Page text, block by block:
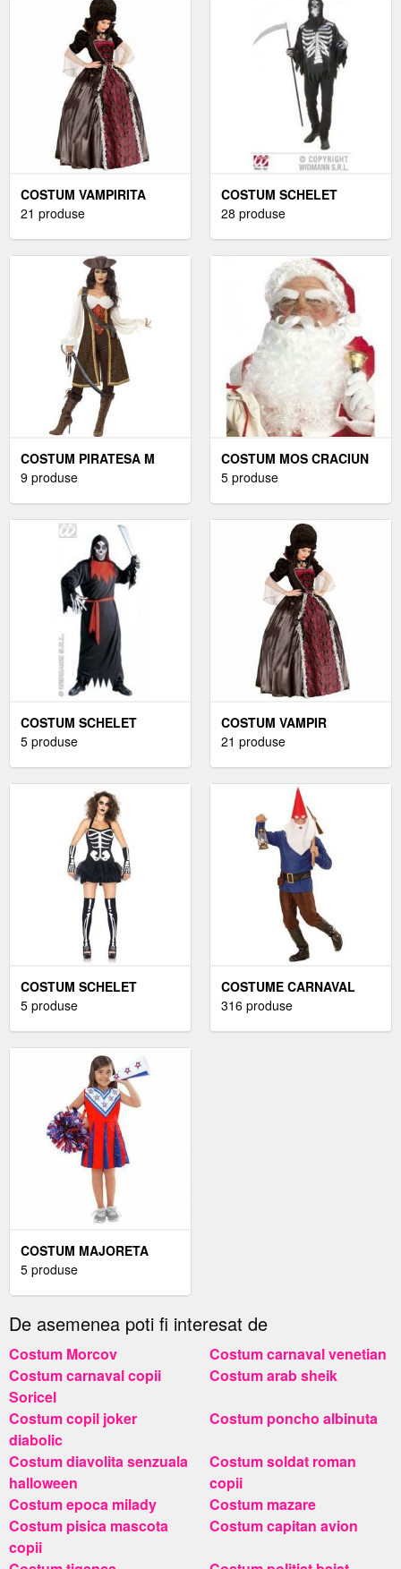
COSTUM VAMPIRITA
21 produse
COSTUM SCHELET
28 produse
COSTUM PIRATESA M
9 produse
COSTUM MOS CRACIUN
DELUXE
5 produse
COSTUM SCHELET
BAIETI HALLOWEEN
5 produse
COSTUM VAMPIR
21 produse
COSTUM SCHELET
INFRICOSATOR COPII
5 produse
COSTUME CARNAVAL
ADULTI
316 produse
COSTUM MAJORETA
COPII
5 produse
De asemenea poti fi interesat de
Costum Morcov
Costum carnaval venetian
Costum carnaval copii
Soricel
Costum arab sheik
Costum copil joker
diabolic
Costum poncho albinuta
Costum diavolita senzuala
halloween
Costum soldat roman
copii
Costum epoca milady
Costum mazare
Costum pisica mascota
copii
Costum capitan avion